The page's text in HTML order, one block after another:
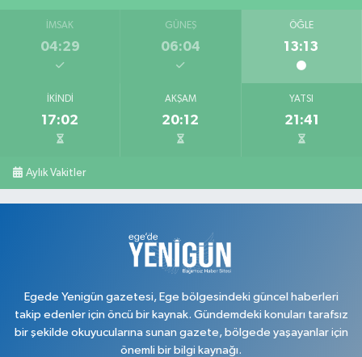
İMSAK
04:29
GÜNEŞ
06:04
ÖĞLE
13:13
İKINDI
17:02
AKŞAM
20:12
YATSI
21:41
Aylık Vakitler
Egede Yenigün gazetesi, Ege bölgesindeki güncel haberleri
takip edenler için öncü bir kaynak. Gündemdeki konuları tarafsız
bir şekilde okuyucularına sunan gazete, bölgede yaşayanlar için
önemli bir bilgi kaynağı.